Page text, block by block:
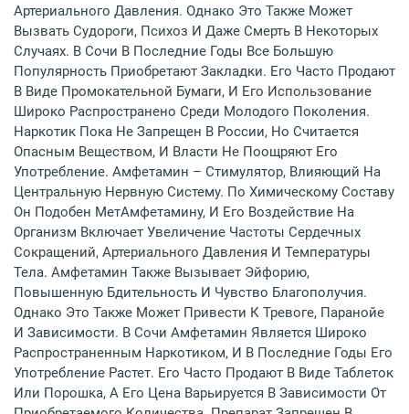
Артериального Давления. Однако Это Также Может
Вызвать Судороги, Психоз И Даже Смерть В Некоторых
Случаях. В Сочи В Последние Годы Все Большую
Популярность Приобретают Закладки. Его Часто Продают
В Виде Промокательной Бумаги, И Его Использование
Широко Распространено Среди Молодого Поколения.
Наркотик Пока Не Запрещен В России, Но Считается
Опасным Веществом, И Власти Не Поощряют Его
Употребление. Амфетамин – Стимулятор, Влияющий На
Центральную Нервную Систему. По Химическому Составу
Он Подобен МетАмфетамину, И Его Воздействие На
Организм Включает Увеличение Частоты Сердечных
Сокращений, Артериального Давления И Температуры
Тела. Амфетамин Также Вызывает Эйфорию,
Повышенную Бдительность И Чувство Благополучия.
Однако Это Также Может Привести К Тревоге, Паранойе
И Зависимости. В Сочи Амфетамин Является Широко
Распространенным Наркотиком, И В Последние Годы Его
Употребление Растет. Его Часто Продают В Виде Таблеток
Или Порошка, А Его Цена Варьируется В Зависимости От